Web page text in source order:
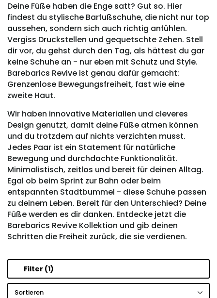
Deine Füße haben die Enge satt? Gut so. Hier
findest du stylische Barfußschuhe, die nicht nur top
aussehen, sondern sich auch richtig anfühlen.
Vergiss Druckstellen und gequetschte Zehen. Stell
dir vor, du gehst durch den Tag, als hättest du gar
keine Schuhe an - nur eben mit Schutz und Style.
Barebarics Revive ist genau dafür gemacht:
Grenzenlose Bewegungsfreiheit, fast wie eine
zweite Haut.
Wir haben innovative Materialien und cleveres
Design genutzt, damit deine Füße atmen können
und du trotzdem auf nichts verzichten musst.
Jedes Paar ist ein Statement für natürliche
Bewegung und durchdachte Funktionalität.
Minimalistisch, zeitlos und bereit für deinen Alltag.
Egal ob beim Sprint zur Bahn oder beim
entspannten Stadtbummel - diese Schuhe passen
zu deinem Leben. Bereit für den Unterschied? Deine
Füße werden es dir danken. Entdecke jetzt die
Barebarics Revive Kollektion und gib deinen
Schritten die Freiheit zurück, die sie verdienen.
Filter (1)
Sortieren